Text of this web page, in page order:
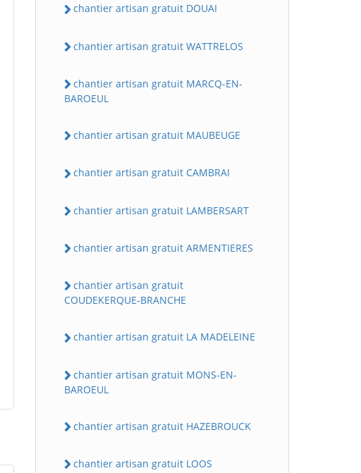
chantier artisan gratuit DOUAI
chantier artisan gratuit WATTRELOS
chantier artisan gratuit MARCQ-EN-
BAROEUL
chantier artisan gratuit MAUBEUGE
chantier artisan gratuit CAMBRAI
chantier artisan gratuit LAMBERSART
chantier artisan gratuit ARMENTIERES
chantier artisan gratuit
COUDEKERQUE-BRANCHE
chantier artisan gratuit LA MADELEINE
chantier artisan gratuit MONS-EN-
BAROEUL
chantier artisan gratuit HAZEBROUCK
chantier artisan gratuit LOOS